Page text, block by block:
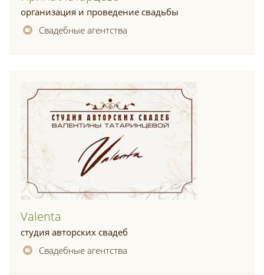
организация и проведение свадьбы
Свадебные агентства
Valenta
студия авторских свадеб
Свадебные агентства